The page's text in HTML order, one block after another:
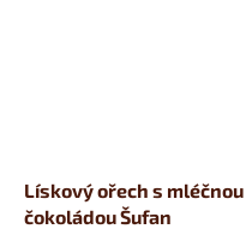
Lískový ořech s mléčnou
čokoládou Šufan